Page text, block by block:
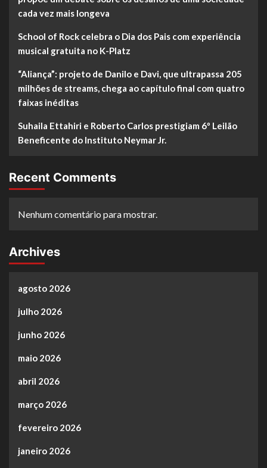
cada vez mais longeva
School of Rock celebra o Dia dos Pais com experiência
musical gratuita no K-Platz
“Aliança”: projeto de Danilo e Davi, que ultrapassa 205
milhões de streams, chega ao capítulo final com quatro
faixas inéditas
Suhaila Ettahiri e Roberto Carlos prestigiam 6º Leilão
Beneficente do Instituto Neymar Jr.
Recent Comments
Nenhum comentário para mostrar.
Archives
agosto 2026
julho 2026
junho 2026
maio 2026
abril 2026
março 2026
fevereiro 2026
janeiro 2026